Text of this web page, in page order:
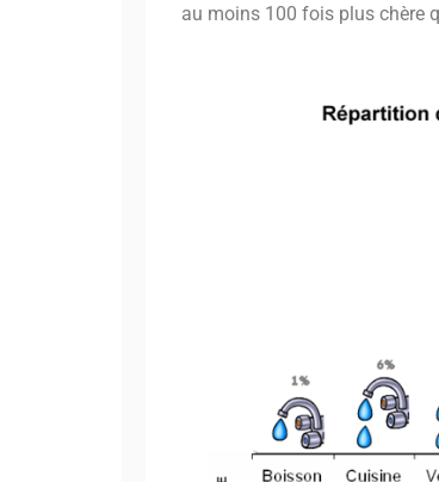
au moins 100 fois plus chère